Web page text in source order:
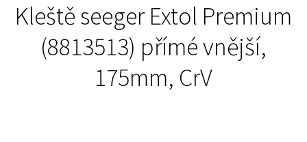
Kleště seeger Extol Premium
(8813513) přímé vnější,
175mm, CrV